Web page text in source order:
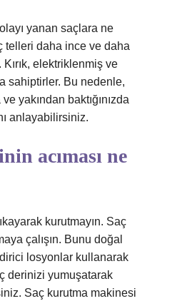
yanan saçlara ne
telleri daha ince ve daha
Kırık, elektriklenmiş ve
sahiptirler. Bu nedenle,
yakından baktığınızda
anlayabilirsiniz.
acıması ne
kurutmayın. Saç
çalışın. Bunu doğal
losyonlar kullanarak
derinizi yumuşatarak
Saç kurutma makinesi